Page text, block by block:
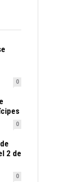
0
0
2 de
0